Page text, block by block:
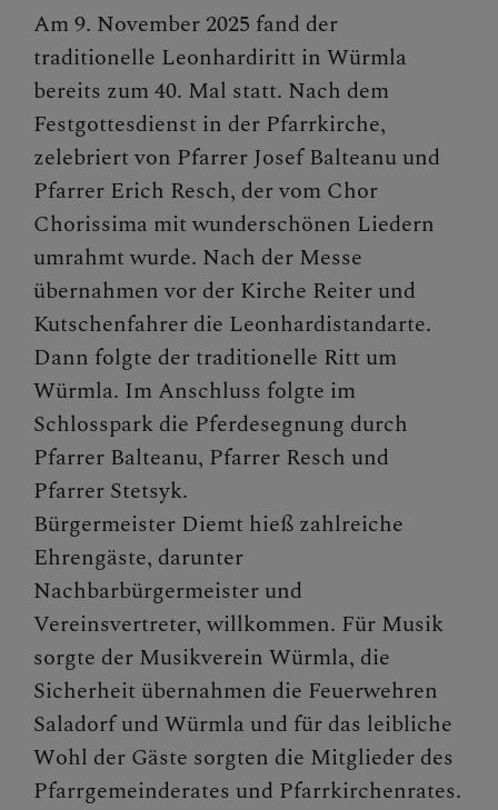
PFARRTEAM
PFARRKIRCHE
Am 9. November 2025 fand der
traditionelle Leonhardiritt in Würmla
bereits zum 40. Mal statt. Nach dem
Festgottesdienst in der Pfarrkirche,
zelebriert von Pfarrer Josef Balteanu und
Pfarrer Erich Resch, der vom Chor
Chorissima mit wunderschönen Liedern
umrahmt wurde. Nach der Messe
übernahmen vor der Kirche Reiter und
Kutschenfahrer die Leonhardistandarte.
Dann folgte der traditionelle Ritt um
Würmla. Im Anschluss folgte im
Schlosspark die Pferdesegnung durch
Pfarrer Balteanu, Pfarrer Resch und
Pfarrer Stetsyk.
Bürgermeister Diemt hieß zahlreiche
Ehrengäste, darunter
Nachbarbürgermeister und
Vereinsvertreter, willkommen. Für Musik
sorgte der Musikverein Würmla, die
Sicherheit übernahmen die Feuerwehren
Saladorf und Würmla und für das leibliche
Wohl der Gäste sorgten die Mitglieder des
Pfarrgemeinderates und Pfarrkirchenrates.